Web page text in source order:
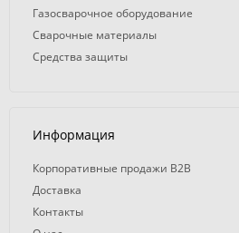
Газосварочное оборудование
Сварочные материалы
Средства защиты
Информация
Корпоративные продажи B2B
Доставка
Контакты